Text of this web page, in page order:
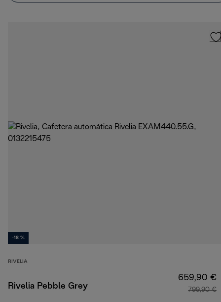
-18 %
RIVELIA
Rivelia Pebble Grey
659,90 €
799,90 €